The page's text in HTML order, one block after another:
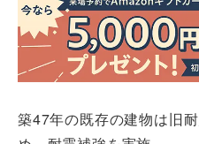
築47年の既存の建物は旧